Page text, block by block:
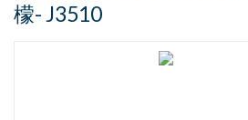
檬- J3510